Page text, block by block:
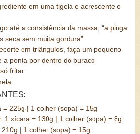
em uma tigela e acrescente o
até a consistência da massa, “a pinga
seca sem muita gordura”
em triângulos, faça um pequeno
a ponta por dentro do buraco
fritar
= 225g | 1 colher (sopa) = 15g
: 1 xícara = 130g | 1 colher (sopa) = 8g
210g | 1 colher (sopa) = 15g